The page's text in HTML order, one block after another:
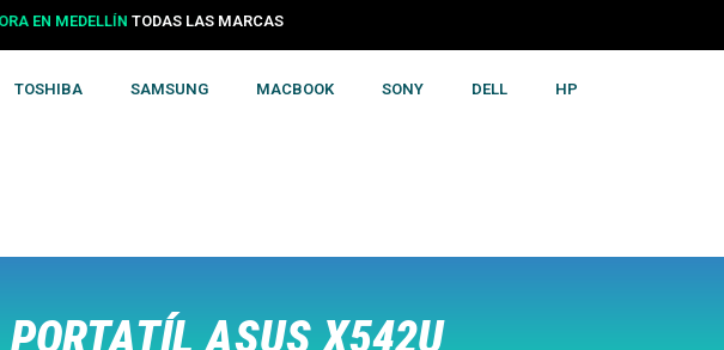
EN COLOMBIA TODAS LAS MARCAS
TOSHIBA SAMSUNG MACBOOK SONY DELL HP
PORTATÍL ASUS X542U